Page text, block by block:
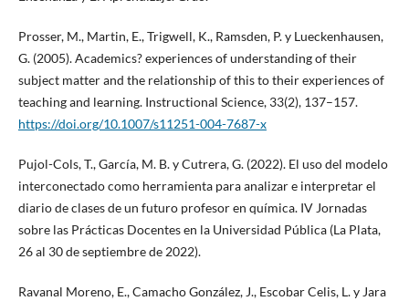
Prosser, M., Martin, E., Trigwell, K., Ramsden, P. y Lueckenhausen,
G. (2005). Academics? experiences of understanding of their
subject matter and the relationship of this to their experiences of
teaching and learning. Instructional Science, 33(2), 137–157.
https://doi.org/10.1007/s11251-004-7687-x
Pujol-Cols, T., García, M. B. y Cutrera, G. (2022). El uso del modelo
interconectado como herramienta para analizar e interpretar el
diario de clases de un futuro profesor en química. IV Jornadas
sobre las Prácticas Docentes en la Universidad Pública (La Plata,
26 al 30 de septiembre de 2022).
Ravanal Moreno, E., Camacho González, J., Escobar Celis, L. y Jara